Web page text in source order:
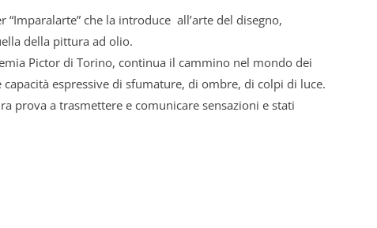
“Imparalarte” che la introduce all’arte del disegno,
della pittura ad olio.
Pictor di Torino, continua il cammino nel mondo dei
capacità espressive di sfumature, di ombre, di colpi di luce.
prova a trasmettere e comunicare sensazioni e stati